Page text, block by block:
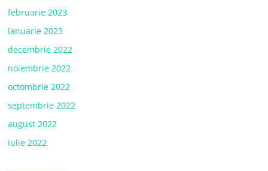
februarie 2023
ianuarie 2023
decembrie 2022
noiembrie 2022
octombrie 2022
septembrie 2022
august 2022
iulie 2022